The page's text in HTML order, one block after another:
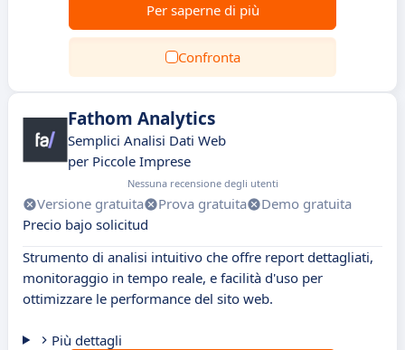
Per saperne di più
Confronta
Fathom Analytics
Semplici Analisi Dati Web
per Piccole Imprese
Nessuna recensione degli utenti
Versione gratuita Prova gratuita
Demo gratuita
Precio bajo solicitud
Strumento di analisi intuitivo che offre report dettagliati,
monitoraggio in tempo reale, e facilità d'uso per
ottimizzare le performance del sito web.
Più dettagli